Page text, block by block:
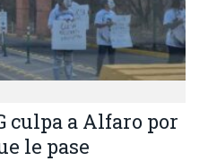
culpa a Alfaro por
le pase